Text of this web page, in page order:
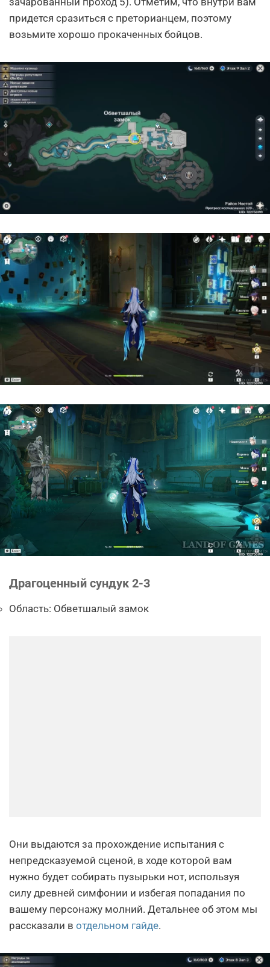
придется сразиться с преторианцем, поэтому
возьмите хорошо прокаченных бойцов.
Драгоценный сундук 2-3
Область: Обветшалый замок
Они выдаются за прохождение испытания с
непредсказуемой сценой, в ходе которой вам
нужно будет собирать пузырьки нот, используя
силу древней симфонии и избегая попадания по
вашему персонажу молний. Детальнее об этом мы
рассказали в отдельном гайде.